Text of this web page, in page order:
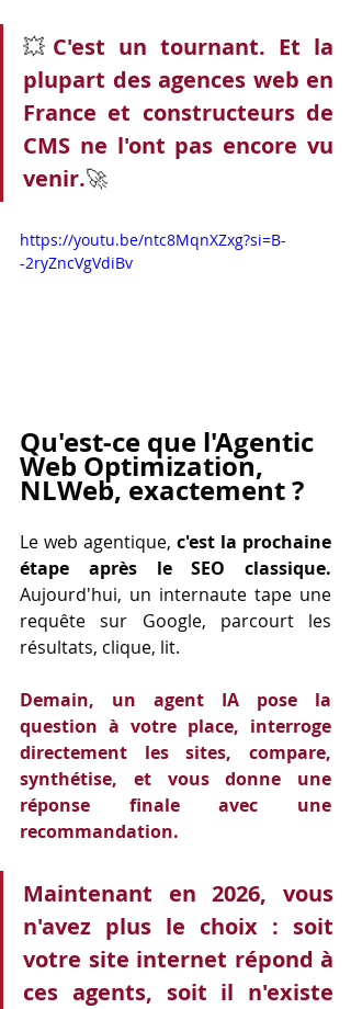
💥 C'est un tournant. Et la
plupart des agences web en
France et constructeurs de
CMS ne l'ont pas encore vu
venir.🚀
https://youtu.be/ntc8MqnXZxg?si=B-
-2ryZncVgVdiBv
Qu'est-ce que l'Agentic
Web Optimization,
NLWeb, exactement ?
Le web agentique, c'est la prochaine
étape après le SEO classique.
Aujourd'hui, un internaute tape une
requête sur Google, parcourt les
résultats, clique, lit.
Demain, un agent IA pose la
question à votre place, interroge
directement les sites, compare,
synthétise, et vous donne une
réponse finale avec une
recommandation.
Maintenant en 2026, vous
n'avez plus le choix : soit
votre site internet répond à
ces agents, soit il n'existe